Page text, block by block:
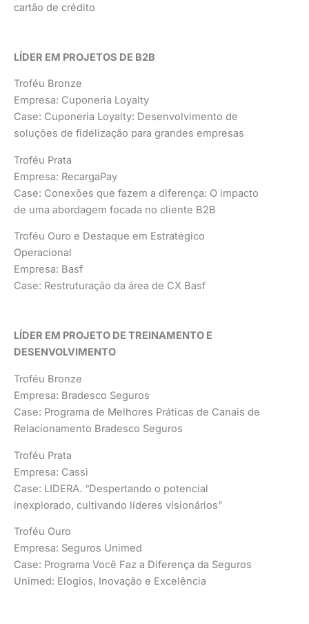
cartão de crédito
LÍDER EM PROJETOS DE B2B
Troféu Bronze
Empresa: Cuponeria Loyalty
Case: Cuponeria Loyalty: Desenvolvimento de
soluções de fidelização para grandes empresas
Troféu Prata
Empresa: RecargaPay
Case: Conexões que fazem a diferença: O impacto
de uma abordagem focada no cliente B2B
Troféu Ouro e Destaque em Estratégico
Operacional
Empresa: Basf
Case: Restruturação da área de CX Basf
LÍDER EM PROJETO DE TREINAMENTO E
DESENVOLVIMENTO
Troféu Bronze
Empresa: Bradesco Seguros
Case: Programa de Melhores Práticas de Canais de
Relacionamento Bradesco Seguros
Troféu Prata
Empresa: Cassi
Case: LIDERA. “Despertando o potencial
inexplorado, cultivando líderes visionários”
Troféu Ouro
Empresa: Seguros Unimed
Case: Programa Você Faz a Diferença da Seguros
Unimed: Elogios, Inovação e Excelência